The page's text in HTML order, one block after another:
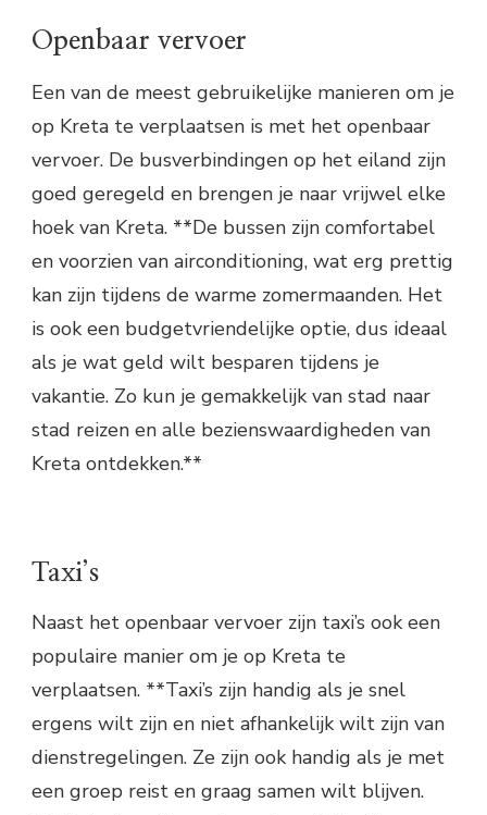
Openbaar vervoer
Een van de meest gebruikelijke manieren om je
op Kreta te verplaatsen is met het openbaar
vervoer. De busverbindingen op het eiland zijn
goed geregeld en brengen je naar vrijwel elke
hoek van Kreta. **De bussen zijn comfortabel
en voorzien van airconditioning, wat erg prettig
kan zijn tijdens de warme zomermaanden. Het
is ook een budgetvriendelijke optie, dus ideaal
als je wat geld wilt besparen tijdens je
vakantie. Zo kun je gemakkelijk van stad naar
stad reizen en alle bezienswaardigheden van
Kreta ontdekken.**
Taxi’s
Naast het openbaar vervoer zijn taxi’s ook een
populaire manier om je op Kreta te
verplaatsen. **Taxi’s zijn handig als je snel
ergens wilt zijn en niet afhankelijk wilt zijn van
dienstregelingen. Ze zijn ook handig als je met
een groep reist en graag samen wilt blijven.